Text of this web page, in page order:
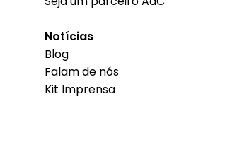
Notícias
Blog
Falam de nós
Kit Imprensa